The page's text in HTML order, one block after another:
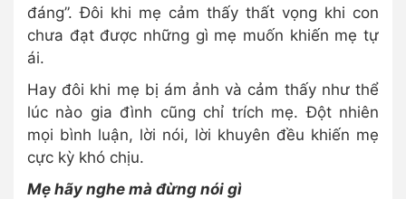
đáng”. Đôi khi mẹ cảm thấy thất vọng khi con
chưa đạt được những gì mẹ muốn khiến mẹ tự
ái.
Hay đôi khi mẹ bị ám ảnh và cảm thấy như thể
lúc nào gia đình cũng chỉ trích mẹ. Đột nhiên
mọi bình luận, lời nói, lời khuyên đều khiến mẹ
cực kỳ khó chịu.
Mẹ hãy nghe mà đừng nói gì